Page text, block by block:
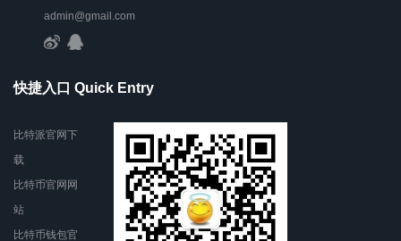
admin@gmail.com
快捷入口 Quick Entry
比特派官网下
载
比特币官网网
站
比特币钱包官